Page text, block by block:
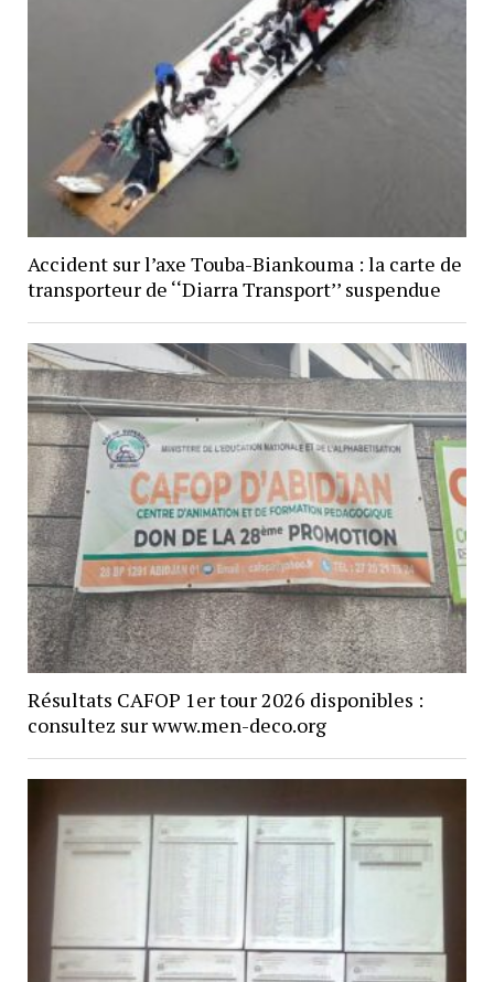
Accident sur l’axe Touba-Biankouma : la carte de
transporteur de ‘‘Diarra Transport’’ suspendue
Résultats CAFOP 1er tour 2026 disponibles :
consultez sur www.men-deco.org